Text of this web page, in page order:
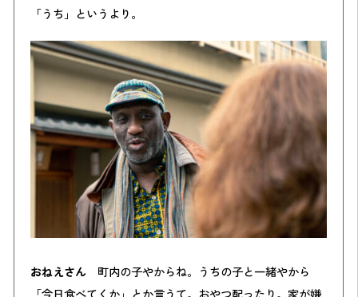
「うち」というより。
おねえさん 町内の子やからね。うちの子と一緒やから
「今日食べてくか」とか言うて。おやつ配ったり。家が嫌